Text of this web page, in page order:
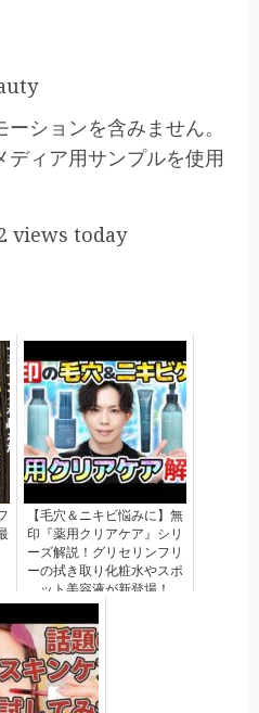
ションを含みません。
ィア用サンプルを使用
views today
【毛穴＆ニキビ悩みに】無
印『薬用クリアケア』シリ
ーズ解説！グリセリンフリ
ーの拭き取り化粧水やスポ
ット美容液が新登場！